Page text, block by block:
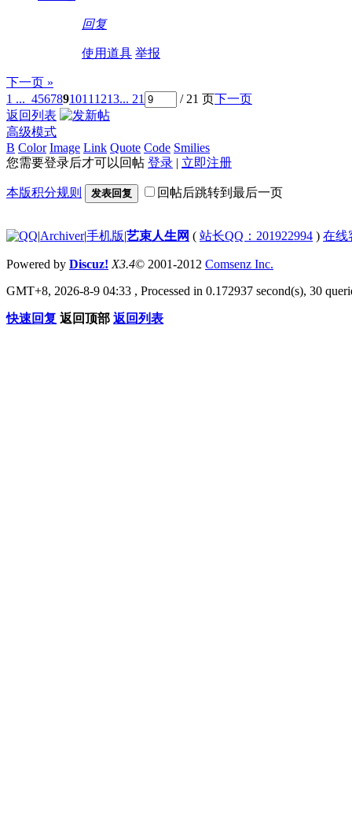
回复
使用道具 举报
下一页 »
1 ... 4567891011 1213... 21 / 21 页下一页
返回列表
高级模式
B Color Image Link Quote Code Smilies
您需要登录后才可以回帖 登录 | 立即注册
本版积分规则 发表回复 回帖后跳转到最后一页
|Archiver|手机版|艺束人生网 ( 站长QQ：201922994 ) 在线
Powered by Discuz! X3.4© 2001-2012 Comsenz Inc.
GMT+8, 2026-8-9 04:33 , Processed in 0.172937 second(s), 30
快速回复 返回顶部 返回列表